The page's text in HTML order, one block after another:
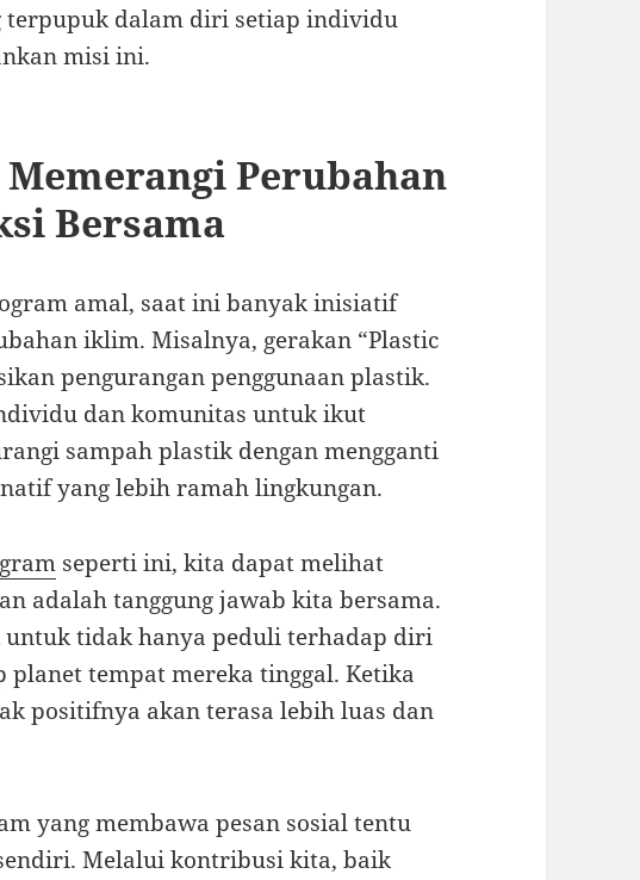
terpupuk dalam diri setiap individu
misi ini.
Perubahan
Bersama
amal, saat ini banyak inisiatif
iklim. Misalnya, gerakan “Plastic
pengurangan penggunaan plastik.
dan komunitas untuk ikut
sampah plastik dengan mengganti
yang lebih ramah lingkungan.
seperti ini, kita dapat melihat
adalah tanggung jawab kita bersama.
tidak hanya peduli terhadap diri
tempat mereka tinggal. Ketika
positifnya akan terasa lebih luas dan
yang membawa pesan sosial tentu
Melalui kontribusi kita, baik